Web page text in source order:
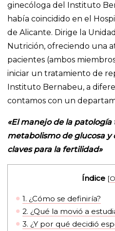
ginecóloga del Instituto
había coincidido en el
de Alicante. Dirige la
Nutrición, ofreciendo una
pacientes (ambos
iniciar un tratamiento de
Instituto Bernabeu, a
contamos con un
«El manejo de la
metabolismo de glucosa y
claves para la fertilidad»
Índice [
1. ¿Cómo se definiría?
2. ¿Qué la movió a
3. ¿Y por qué decidió